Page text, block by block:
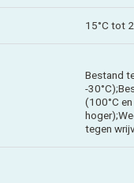
15°C tot
Bestand
-
(100°C en
tegen